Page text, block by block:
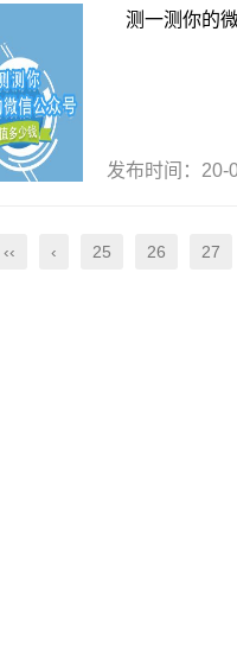
测一测你的
发布时间：
‹‹ ‹ 25 26 27